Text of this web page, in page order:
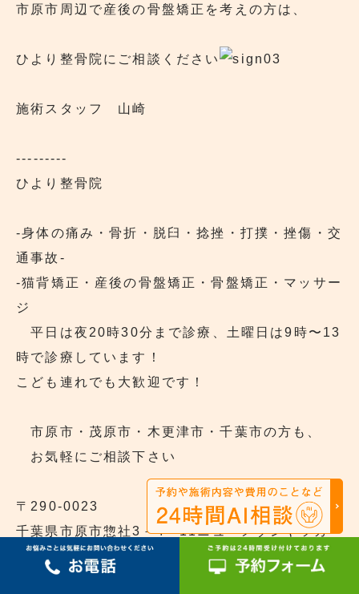
市原市周辺で産後の骨盤矯正を考えの方は、
ひより整骨院にご相談ください
施術スタッフ 山崎
---------
ひより整骨院
‐身体の痛み・骨折・脱臼・捻挫・打撲・挫傷・交
通事故‐
‐猫背矯正・産後の骨盤矯正・骨盤矯正・マッサー
ジ
平日は夜20時30分まで診療、土曜日は9時〜13
時で診療しています！
こども連れでも大歓迎です！
市原市・茂原市・木更津市・千葉市の方も、
お気軽にご相談下さい
〒290‐0023
千葉県市原市惣社3－4－11ニューメゾンヤツカ
102